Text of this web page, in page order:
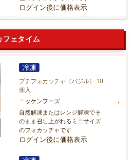
ログイン後に価格表示
フェタイム
プチフォカッチャ（バジル） 10
個入
ニッケンフーズ
自然解凍またはレンジ解凍でそ
のまま召し上がれるミニサイズ
のフォカッチャです
ログイン後に価格表示